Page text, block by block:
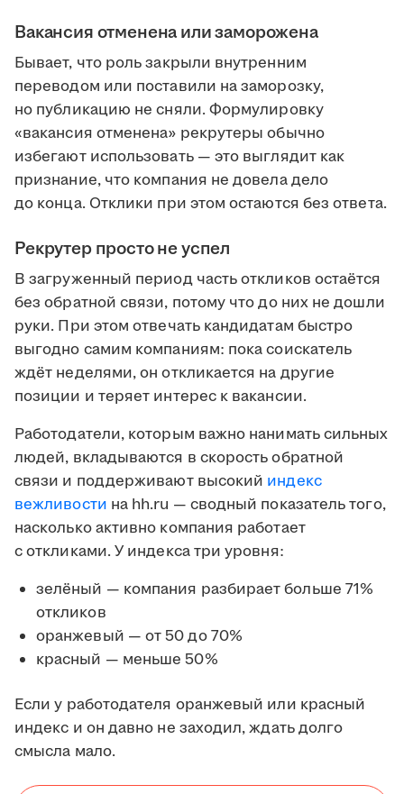
Вакансия отменена или заморожена
Бывает, что роль закрыли внутренним
переводом или поставили на заморозку,
но публикацию не сняли. Формулировку
«вакансия отменена» рекрутеры обычно
избегают использовать — это выглядит как
признание, что компания не довела дело
до конца. Отклики при этом остаются без ответа.
Рекрутер просто не успел
В загруженный период часть откликов остаётся
без обратной связи, потому что до них не дошли
руки. При этом отвечать кандидатам быстро
выгодно самим компаниям: пока соискатель
ждёт неделями, он откликается на другие
позиции и теряет интерес к вакансии.
Работодатели, которым важно нанимать сильных
людей, вкладываются в скорость обратной
связи и поддерживают высокий индекс
вежливости на hh.ru — сводный показатель того,
насколько активно компания работает
с откликами. У индекса три уровня:
зелёный — компания разбирает больше 71%
откликов
оранжевый — от 50 до 70%
красный — меньше 50%
Если у работодателя оранжевый или красный
индекс и он давно не заходил, ждать долго
смысла мало.